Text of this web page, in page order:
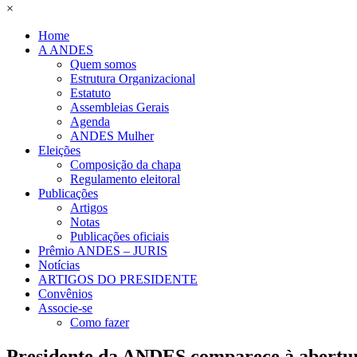
×
Home
A ANDES
Quem somos
Estrutura Organizacional
Estatuto
Assembleias Gerais
Agenda
ANDES Mulher
Eleições
Composição da chapa
Regulamento eleitoral
Publicações
Artigos
Notas
Publicações oficiais
Prêmio ANDES – JURIS
Notícias
ARTIGOS DO PRESIDENTE
Convênios
Associe-se
Como fazer